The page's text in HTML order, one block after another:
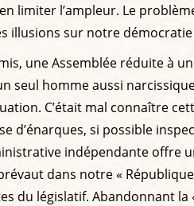
limiter l’ampleur. Le
sur notre
une Assemblée réduite à
seul homme aussi
C’était mal connaître
si possible
indépendante
dans notre «
du législatif. Abandonnant